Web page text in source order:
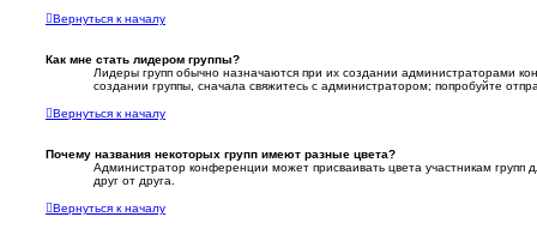
Вернуться к началу
Как мне стать лидером группы?
Лидеры групп обычно назначаются при их создании администраторами
создании группы, сначала свяжитесь с администратором; попробуйте
Вернуться к началу
Почему названия некоторых групп имеют разные цвета?
Администратор конференции может присваивать цвета участникам групп
друг от друга.
Вернуться к началу